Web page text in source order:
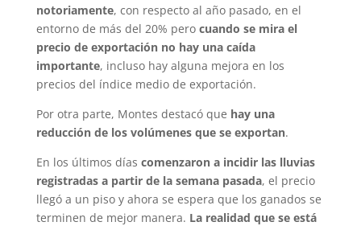
notoriamente, con respecto al año pasado, en el
entorno de más del 20% pero cuando se mira el
precio de exportación no hay una caída
importante, incluso hay alguna mejora en los
precios del índice medio de exportación.
Por otra parte, Montes destacó que hay una
reducción de los volúmenes que se exportan.
En los últimos días comenzaron a incidir las lluvias
registradas a partir de la semana pasada, el precio
llegó a un piso y ahora se espera que los ganados se
terminen de mejor manera. La realidad que se está